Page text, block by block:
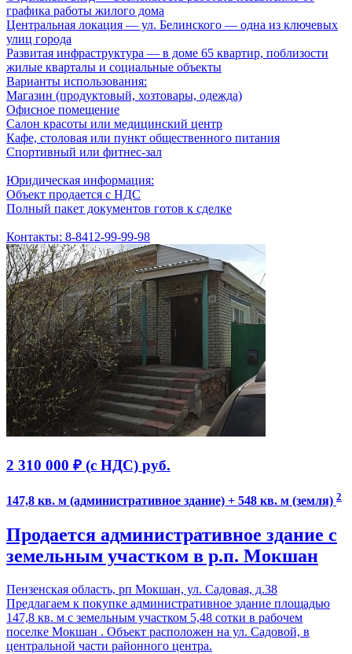
графика работы жилого дома
Центральная локация — ул. Белинского — одна из ключевых
улиц города
Развитая инфраструктура — в доме 65 квартир, поблизости
жилые кварталы и социальные объекты
Варианты использования:
Магазин (продуктовый, хозтовары, одежда)
Офисное помещение
Салон красоты или медицинский центр
Кафе, столовая или пункт общественного питания
Спортивный или фитнес-зал
Юридическая информация:
Объект продается с НДС
Полный пакет документов готов к сделке
Контакты: 8-8412-99-99-98
2 310 000 ₽ (с НДС) руб.
147,8 кв. м (административное здание) + 548 кв. м (земля) 2
Продается административное здание с
земельным участком в р.п. Мокшан
Пензенская область, рп Мокшан, ул. Садовая, д.38
Предлагаем к покупке административное здание площадью
147,8 кв. м с земельным участком 5,48 сотки в рабочем
поселке Мокшан . Объект расположен на ул. Садовой, в
центральной части районного центра.